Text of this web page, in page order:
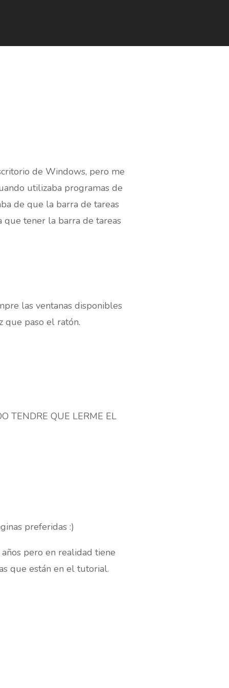
de Windows, pero me
utilizaba programas de
de que la barra de tareas
que tener la barra de tareas
las ventanas disponibles
que paso el ratón.
TENDRE QUE LERME EL
preferidas :)
pero en realidad tiene
que están en el tutorial.